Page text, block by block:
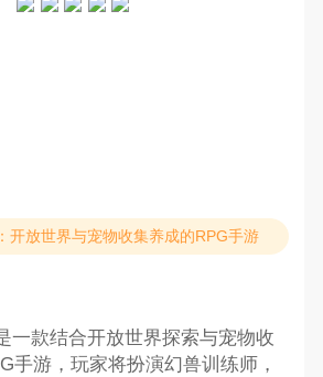
开放世界与宠物收集养成的RPG手游
一款结合开放世界探索与宠物收
手游，玩家将扮演幻兽训练师，